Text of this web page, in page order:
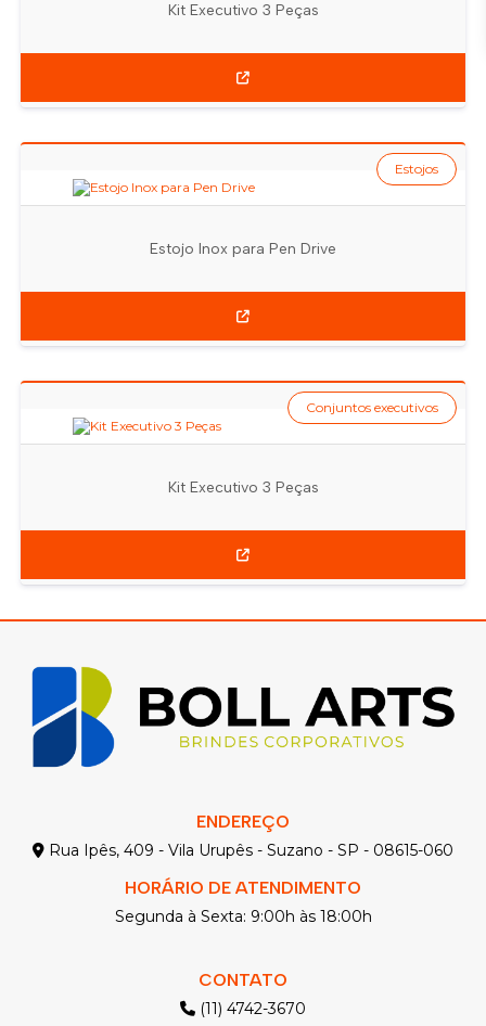
Kit Executivo 3 Peças
Estojo Inox para Pen Drive
Estojos
Kit Executivo 3 Peças
Conjuntos executivos
ENDEREÇO
Rua Ipês, 409 - Vila Urupês - Suzano - SP - 08615-060
HORÁRIO DE ATENDIMENTO
Segunda à Sexta: 9:00h às 18:00h
CONTATO
(11) 4742-3670